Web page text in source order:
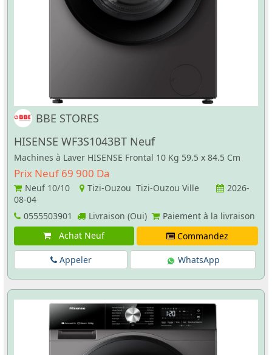
BBE STORES
HISENSE WF3S1043BT Neuf
Machines à Laver HISENSE Frontal 10 Kg 59.5 x 84.5 Cm
Prix Neuf 69 900 Da
Neuf 10/10 Tizi-Ouzou Tizi-Ouzou Ville
2026-
08-04
0555503901
Livraison (Oui)
Paiement à la livraison
Achat Neuf
Commandez
Appeler WhatsApp